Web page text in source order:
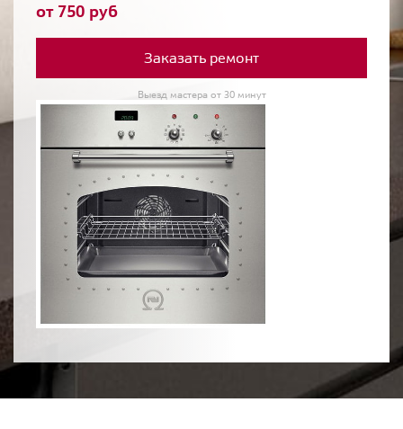
от 750 руб
Заказать ремонт
Выезд мастера от 30 минут